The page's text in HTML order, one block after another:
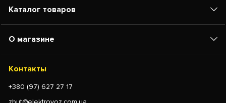
Каталог товаров
О магазине
Контакты
+380 (97) 627 27 17